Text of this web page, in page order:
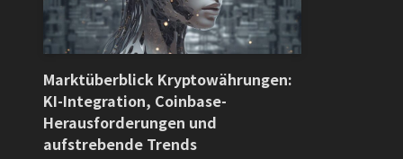
Marktüberblick Kryptowährungen:
KI-Integration, Coinbase-
Herausforderungen und
aufstrebende Trends